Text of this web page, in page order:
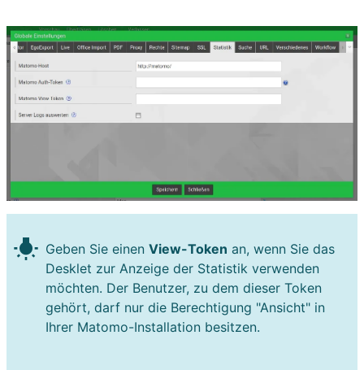
wb_incandescent Geben Sie einen View-Token an, wenn Sie das
Desklet zur Anzeige der Statistik verwenden
möchten. Der Benutzer, zu dem dieser Token
gehört, darf nur die Berechtigung "Ansicht" in
Ihrer Matomo-Installation besitzen.